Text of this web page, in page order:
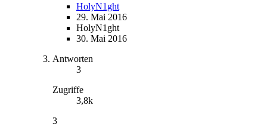
HolyN1ght
29. Mai 2016
HolyN1ght
30. Mai 2016
Antworten
3
Zugriffe
3,8k
3